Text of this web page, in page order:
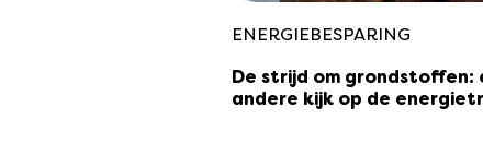
ENERGIEBESPARING
De strijd om grondstoffen:
andere kijk op de